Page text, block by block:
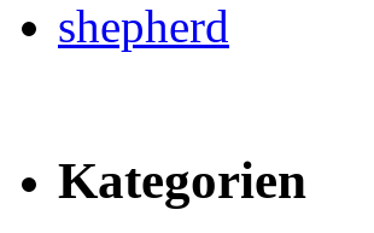
Kategorien